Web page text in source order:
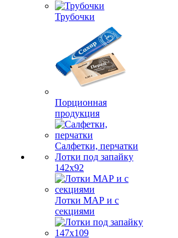
Трубочки
Порционная
продукция
Салфетки, перчатки
Лотки под запайку
142х92
Лотки МАР и с
секциями